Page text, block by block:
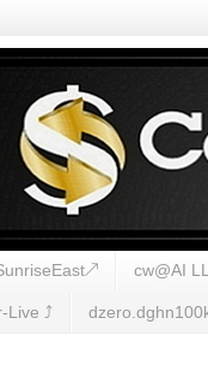
cw@AI
Live ⤴︎